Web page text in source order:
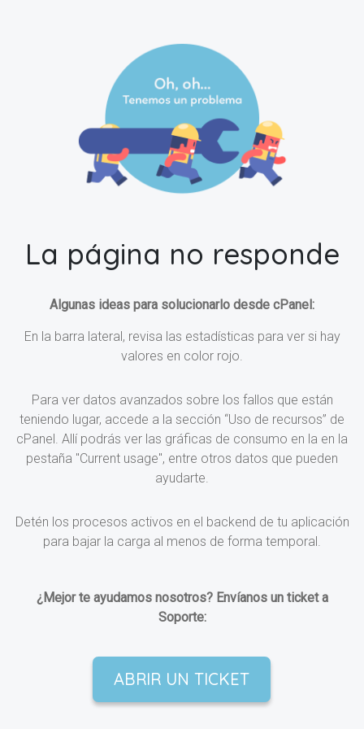
La página no responde
Algunas ideas para solucionarlo desde cPanel:
En la barra lateral, revisa las estadísticas para ver si hay
valores en color rojo.
Para ver datos avanzados sobre los fallos que están
teniendo lugar, accede a la sección “Uso de recursos” de
cPanel. Allí podrás ver las gráficas de consumo en la en la
pestaña "Current usage", entre otros datos que pueden
ayudarte.
Detén los procesos activos en el backend de tu aplicación
para bajar la carga al menos de forma temporal.
¿Mejor te ayudamos nosotros? Envíanos un ticket a
Soporte:
ABRIR UN TICKET